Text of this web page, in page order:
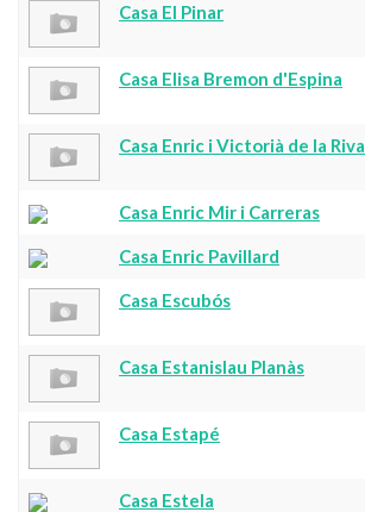
Casa El Pinar
Casa Elisa Bremon d'Espina
Casa Enric i Victorià de la Riva
Casa Enric Mir i Carreras
Casa Enric Pavillard
Casa Escubós
Casa Estanislau Planàs
Casa Estapé
Casa Estela